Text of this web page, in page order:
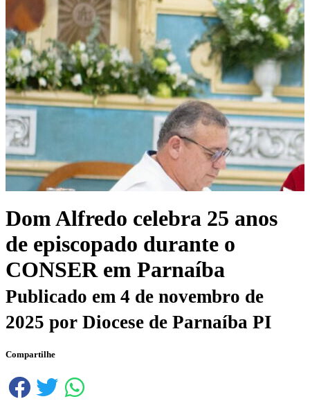
Dom Alfredo celebra 25 anos
de episcopado durante o
CONSER em Parnaíba
Publicado em 4 de novembro de
2025 por Diocese de Parnaíba PI
Compartilhe